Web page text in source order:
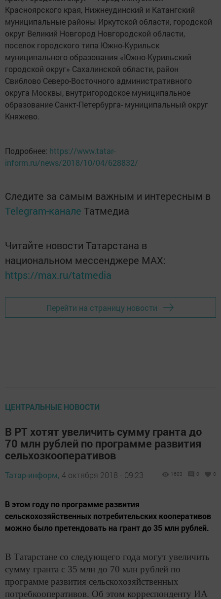
Красноярского края, Нижнеудинский и Катангский
муниципальные районы Иркутской области, городской
округ Великий Новгород Новгородской области,
поселок городского типа Южно-Курильск
муниципального образования «Южно-Курильский
городской округ» Сахалинской области, район
Свиблово Северо-Восточного административного
округа Москвы, внутригородское муниципальное
образование Санкт-Петербурга- муниципальный округ
Княжево.
Подробнее: https://www.tatar-
inform.ru/news/2018/10/04/628832/
Следите за самым важным и интересным в
Telegram-канале Татмедиа
Читайте новости Татарстана в
национальном мессенджере MАХ:
https://max.ru/tatmedia
Перейти на страницу новости
ЦЕНТРАЛЬНЫЕ НОВОСТИ
В РТ хотят увеличить сумму гранта до
70 млн рублей по программе развития
сельхозкооперативов
Татар-информ, 4 октября 2018 - 09:23 1603 0 0
В этом году по программе развития
сельскохозяйственных потребительских кооперативов
можно было претендовать на грант до 35 млн рублей.
В Татарстане со следующего года могут увеличить
сумму гранта с 35 млн до 70 млн рублей по
программе развития сельскохозяйственных
потребкооперативов. Об этом корреспонденту ИА